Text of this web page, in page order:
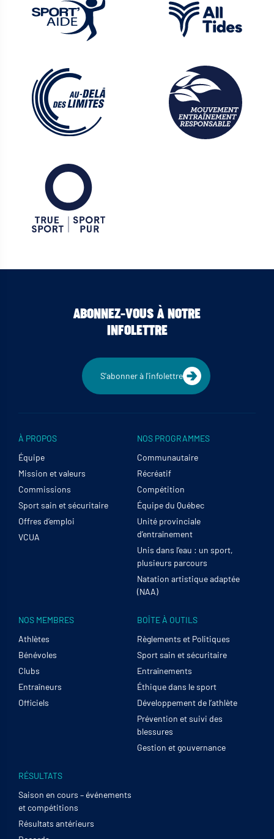
ABONNEZ-VOUS À NOTRE
INFOLETTRE
S'abonner à l'infolettre
À PROPOS
Équipe
Mission et valeurs
Commissions
Sport sain et sécuritaire
Offres d’emploi
VCUA
NOS PROGRAMMES
Communautaire
Récréatif
Compétition
Équipe du Québec
Unité provinciale
d’entraînement
Unis dans l’eau : un sport,
plusieurs parcours
Natation artistique adaptée
(NAA)
NOS MEMBRES
Athlètes
Bénévoles
Clubs
Entraîneurs
Officiels
BOÎTE À OUTILS
Règlements et Politiques
Sport sain et sécuritaire
Entraînements
Éthique dans le sport
Développement de l’athlète
Prévention et suivi des
blessures
Gestion et gouvernance
RÉSULTATS
Saison en cours – événements
et compétitions
Résultats antérieurs